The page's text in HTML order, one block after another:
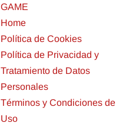
GAME
Home
Política de Cookies
Política de Privacidad y
Tratamiento de Datos
Personales
Términos y Condiciones de
Uso